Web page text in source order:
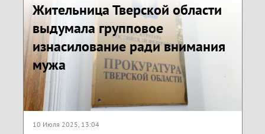
Жительница Тверской области
выдумала групповое
изнасилование ради внимания
мужа
10 Июля 2025, 13:04